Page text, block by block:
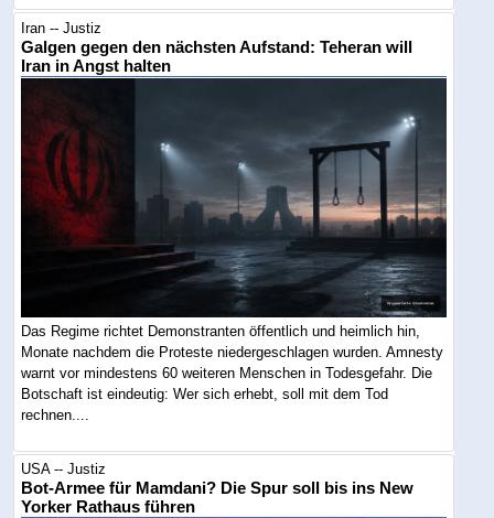
Iran -- Justiz
Galgen gegen den nächsten Aufstand: Teheran will
Iran in Angst halten
Das Regime richtet Demonstranten öffentlich und heimlich hin,
Monate nachdem die Proteste niedergeschlagen wurden. Amnesty
warnt vor mindestens 60 weiteren Menschen in Todesgefahr. Die
Botschaft ist eindeutig: Wer sich erhebt, soll mit dem Tod
rechnen....
USA -- Justiz
Bot-Armee für Mamdani? Die Spur soll bis ins New
Yorker Rathaus führen